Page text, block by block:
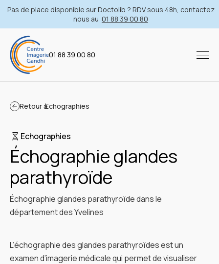
Pas de place disponible sur Doctolib ? RDV sous 48h, contactez
nous au 01 88 39 00 80
01 88 39 00 80
Retour àEchographies
Echographies
Échographie glandes
parathyroïde
Échographie glandes parathyroïde dans le
département des Yvelines
L’échographie des glandes parathyroïdes est un
examen d’imagerie médicale qui permet de visualiser